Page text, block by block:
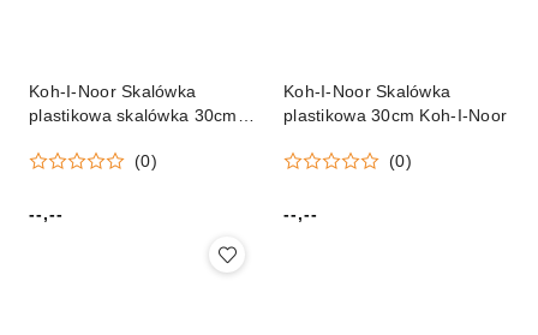
Koh-I-Noor Skalówka
plastikowa skalówka 30cm
(0)
Cena:
--,--
Koh-I-Noor Skalówka
plastikowa 30cm Koh-I-Noor
(0)
Cena:
--,--